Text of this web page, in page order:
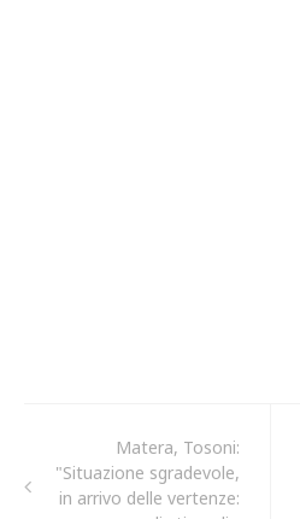
Matera, Tosoni:
"Situazione sgradevole,
in arrivo delle vertenze: